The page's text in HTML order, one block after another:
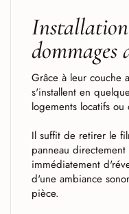
Installation
dommages
Grâce à leur couche
s'installent en
logements locatifs ou
Il suffit de retirer le
panneau
immédiatement
d'une ambiance
pièce.